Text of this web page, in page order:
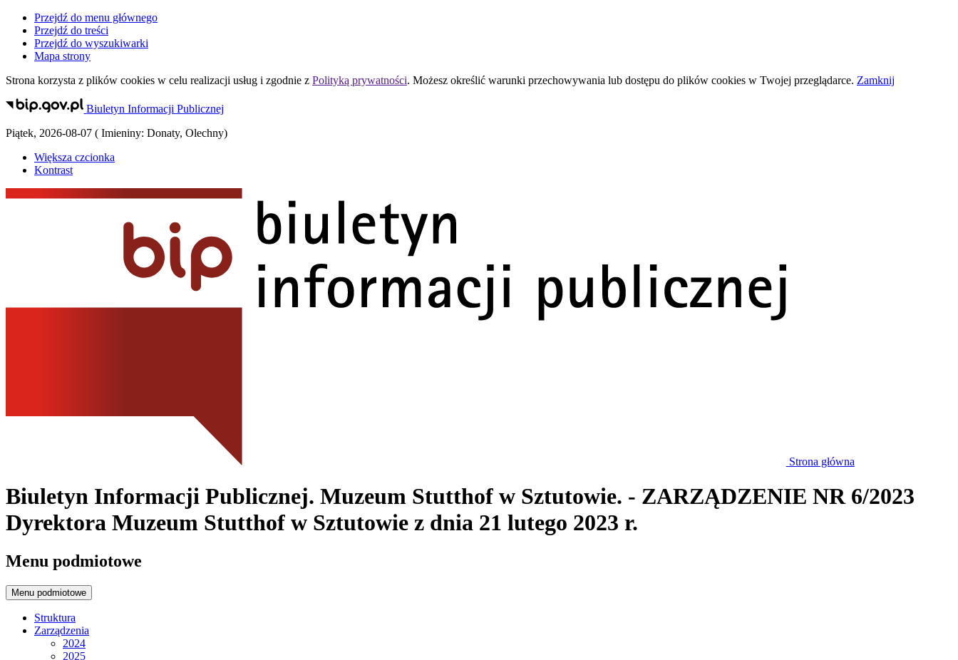
Przejdź do menu głównego
Przejdź do treści
Przejdź do wyszukiwarki
Mapa strony
Strona korzysta z plików cookies w celu realizacji usług i zgodnie z Polityką prywatności. Możesz określić warunki przechowywania lub dostępu do plików cookies w Twojej przeglądarce. Zamknij
Biuletyn Informacji Publicznej
Piątek, 2026-08-07 ( Imieniny: Donaty, Olechny)
Większa czcionka
Kontrast
Strona główna
Biuletyn Informacji Publicznej. Muzeum Stutthof w Sztutowie. - ZARZĄDZENIE NR 6/2023
Dyrektora Muzeum Stutthof w Sztutowie z dnia 21 lutego 2023 r.
Menu podmiotowe
Menu podmiotowe
Struktura
Zarządzenia
2024
2025